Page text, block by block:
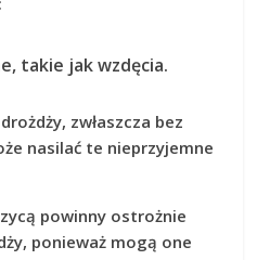
takie jak wzdęcia.
, zwłaszcza bez
nasilać te nieprzyjemne
powinny ostrożnie
ponieważ mogą one